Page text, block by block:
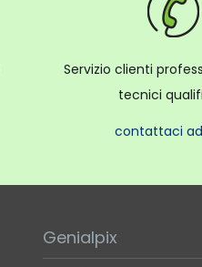
Servizio clienti
tecnici
contattaci
Genialpix